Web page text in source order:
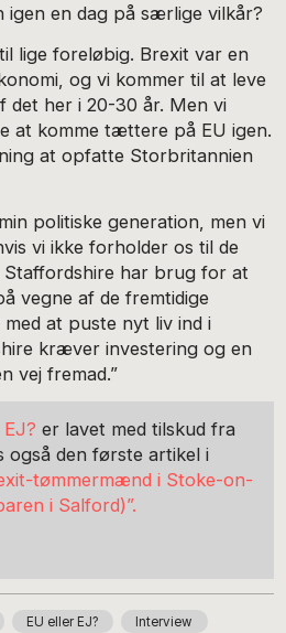
igen en dag på særlige vilkår?
lige foreløbig. Brexit var en
og vi kommer til at leve
det her i 20-30 år. Men vi
at komme tættere på EU igen.
at opfatte Storbritannien
politiske generation, men vi
vi ikke forholder os til de
Staffordshire har brug for at
vegne af de fremtidige
at puste nyt liv ind i
kræver investering og en
vej fremad.”
er lavet med tilskud fra
den første artikel i
tømmermænd i Stoke-on-
i Salford)”.
EU eller EJ? Interview